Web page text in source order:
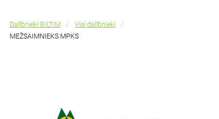
Dalībnieki BILTIM
Visi dalībnieki
MEŽSAIMNIEKS MPKS